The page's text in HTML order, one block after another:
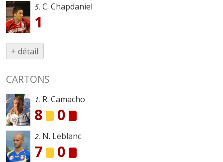
5. C. Chapdaniel
1
+ détail
CARTONS
1. R. Camacho
8 0
2. N. Leblanc
7 0